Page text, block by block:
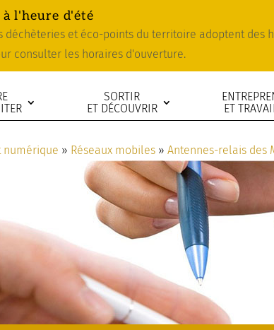
à l'heure d'été
déchèteries et éco-points du territoire adoptent des
consulter les horaires d'ouverture.
SORTIR
ET DÉCOUVRIR
ET
numérique » Réseaux mobiles »Antennes-relais des